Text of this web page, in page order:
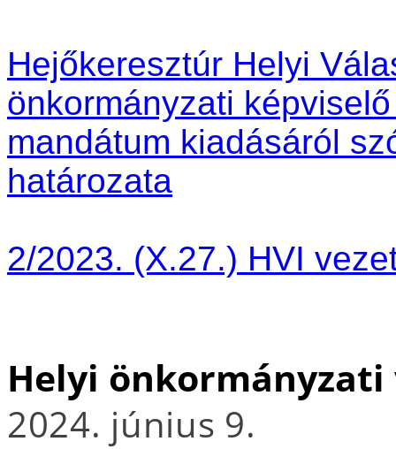
Hejőkeresztúr Helyi
önkormányzati
mandátum kiadásáról
határozata
2/2023. (X.27.) HVI
Helyi önkormányzati
2024. június 9.